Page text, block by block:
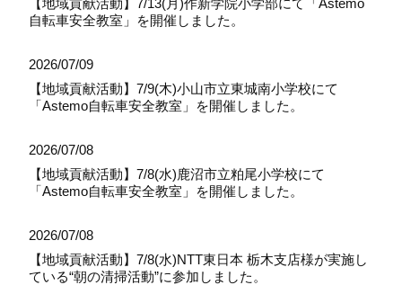
【地域貢献活動】7/13(月)作新学院小学部にて「Astemo
自転車安全教室」を開催しました。
2026/07/09
【地域貢献活動】7/9(木)小山市立東城南小学校にて
「Astemo自転車安全教室」を開催しました。
2026/07/08
【地域貢献活動】7/8(水)鹿沼市立粕尾小学校にて
「Astemo自転車安全教室」を開催しました。
2026/07/08
【地域貢献活動】7/8(水)NTT東日本 栃木支店様が実施し
ている“朝の清掃活動”に参加しました。